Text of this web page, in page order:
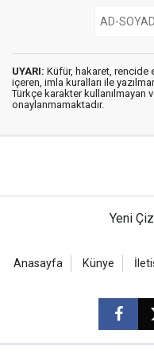
UYARI: Küfür, hakaret, rencide
içeren, imla kuralları ile
Türkçe karakter kullanılmayan
onaylanmamaktadır.
Yeni
Anasayfa Künye